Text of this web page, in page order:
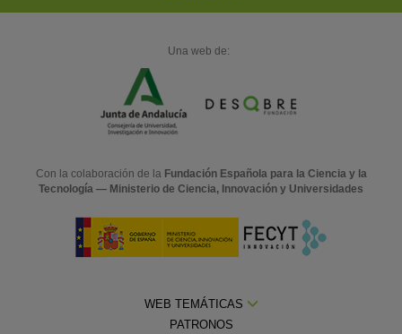
Una web de:
Con la colaboración de la Fundación Española para la Ciencia y la
Tecnología — Ministerio de Ciencia, Innovación y Universidades
WEB TEMÁTICAS
PATRONOS